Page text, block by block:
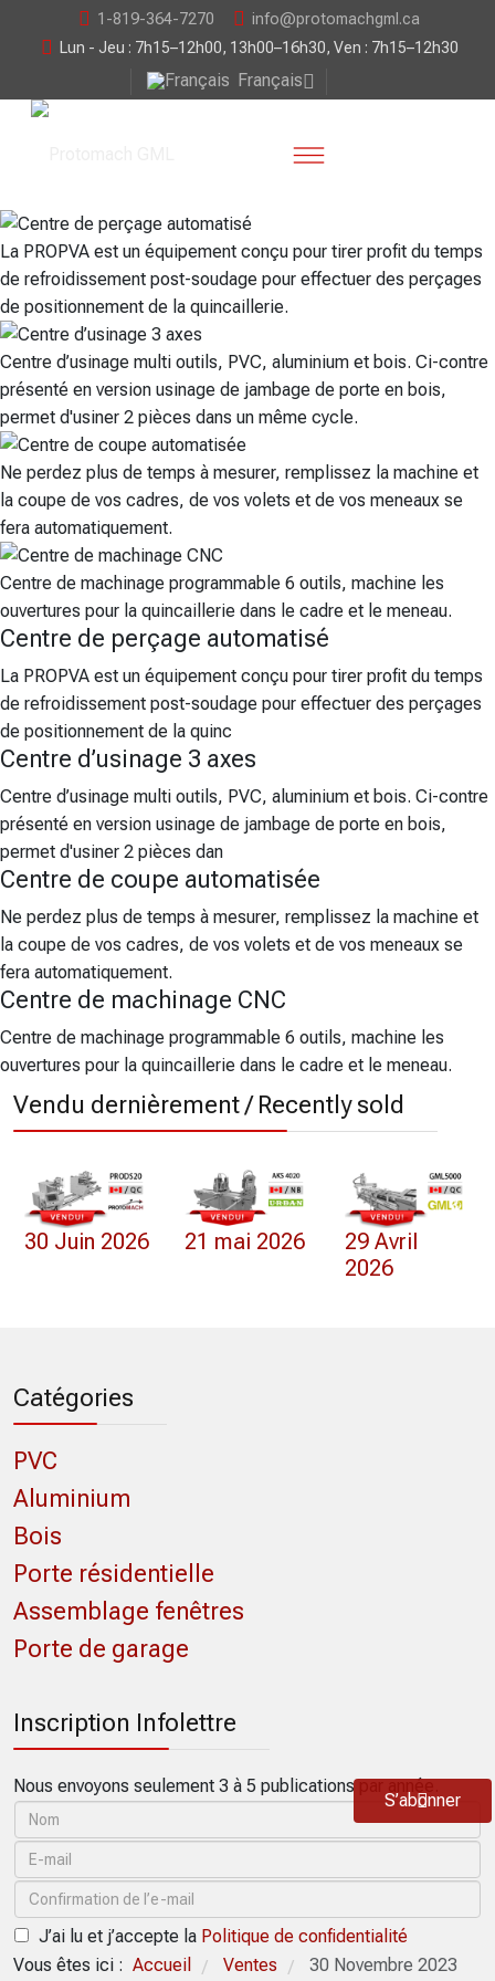
1-819-364-7270
info@protomachgml.ca
Lun - Jeu : 7h15–12h00, 13h00–16h30, Ven : 7h15–12h30
Français
La PROPVA est un équipement conçu pour tirer profit du temps
de refroidissement post-soudage pour effectuer des perçages
de positionnement de la quincaillerie.
Centre d’usinage multi outils, PVC, aluminium et bois. Ci-contre
présenté en version usinage de jambage de porte en bois,
permet d'usiner 2 pièces dans un même cycle.
Ne perdez plus de temps à mesurer, remplissez la machine et
la coupe de vos cadres, de vos volets et de vos meneaux se
fera automatiquement.
Centre de machinage programmable 6 outils, machine les
ouvertures pour la quincaillerie dans le cadre et le meneau.
Centre de perçage automatisé
La PROPVA est un équipement conçu pour tirer profit du temps
de refroidissement post-soudage pour effectuer des perçages
de positionnement de la quinc
Centre d’usinage 3 axes
Centre d’usinage multi outils, PVC, aluminium et bois. Ci-contre
présenté en version usinage de jambage de porte en bois,
permet d'usiner 2 pièces dan
Centre de coupe automatisée
Ne perdez plus de temps à mesurer, remplissez la machine et
la coupe de vos cadres, de vos volets et de vos meneaux se
fera automatiquement.
Centre de machinage CNC
Centre de machinage programmable 6 outils, machine les
ouvertures pour la quincaillerie dans le cadre et le meneau.
Vendu dernièrement / Recently sold
30 Juin 2026 21 mai 2026
29 Avril
2026
Catégories
PVC
Aluminium
Bois
Porte résidentielle
Assemblage fenêtres
Porte de garage
Inscription Infolettre
Nous envoyons seulement 3 à 5 publications par année.
J’ai lu et j’accepte la Politique de confidentialité
S’abonner
Vous êtes ici : Accueil / Ventes / 30 Novembre 2023